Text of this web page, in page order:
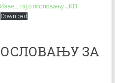
о пословању ЈКП
Download
ЗА